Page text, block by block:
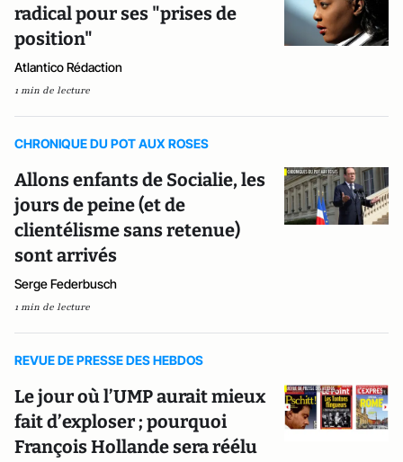
radical pour ses "prises de
position"
Atlantico Rédaction
1 min de lecture
CHRONIQUE DU POT AUX ROSES
Allons enfants de Socialie, les
jours de peine (et de
clientélisme sans retenue)
sont arrivés
Serge Federbusch
1 min de lecture
REVUE DE PRESSE DES HEBDOS
Le jour où l’UMP aurait mieux
fait d’exploser ; pourquoi
François Hollande sera réélu